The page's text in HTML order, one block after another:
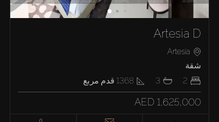
Artesia D
Artesia
شقة
2
3
1368 قدم مربع
AED 1,625,000